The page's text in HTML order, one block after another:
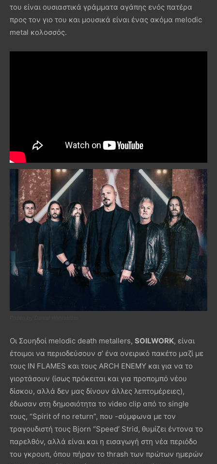
του είναι ουσιαστικά γράμματα αγάπης ενός πατέρα
προς τον γιο του και μουσικά είναι ένας ακόμα melodic
metal κολοσσός.
Οι Σουηδοί melodic death metallers, SOILWORK, είναι
έτοιμοι να περιοδεύσουν σ’ ένα ονειρικό πακέτο μαζί με
τους IN FLAMES και τους ARCH ENEMY και για να το
γιορτάσουν (ίσως πρόκειται και για προπομπό νέου
δίσκου, αλλά δεν μας δίνουν άλλες λεπτομέρειες),
έδωσαν στη δημοσιότητα το video clip από το single
τους, “Spirit of no return”, που -σύμφωνα με τον
τραγουδιστή τους Bjorn “Speed’ Strid, θυμίζει έντονα το
παρελθόν, αλλά είναι και η εισαγωγή στη νέα περιόδο
του γκρουπ, όπου πήραν το thrash των πρώτων ημερών